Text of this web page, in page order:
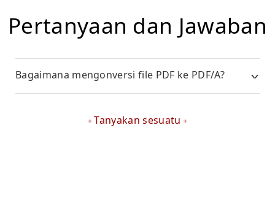
Pertanyaan dan Jawaban
Bagaimana mengonversi file PDF ke PDF/A?
Tanyakan sesuatu